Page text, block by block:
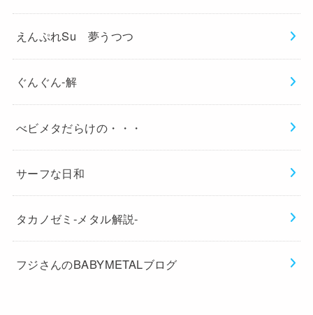
えんぷれSu 夢うつつ
ぐんぐん-解
べビメタだらけの・・・
サーフな日和
タカノゼミ-メタル解説-
フジさんのBABYMETALブログ